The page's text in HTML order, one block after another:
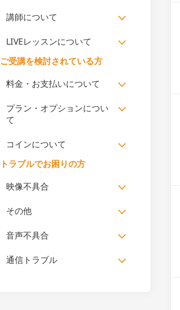
講師について
LIVEレッスンについて
ご受講を検討されている方
料金・お支払いについて
プラン・オプションについ
て
コインについて
トラブルでお困りの方
映像不具合
その他
音声不具合
通信トラブル